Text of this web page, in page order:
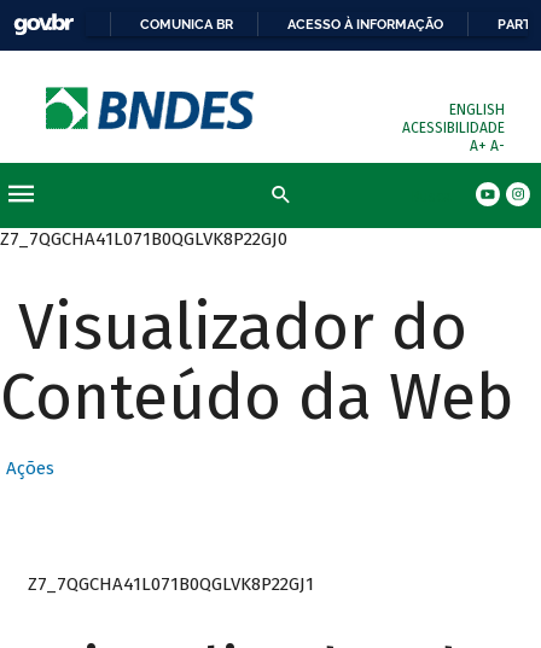
COMUNICA BR ACESSO À INFORMAÇÃO
ENGLISH
ACESSIBILIDADE
A+ A-
Z7_7QGCHA41L071B0QGLVK8P22GJ0
Visualizador do
Conteúdo da Web
Ações
Z7_7QGCHA41L071B0QGLVK8P22GJ1